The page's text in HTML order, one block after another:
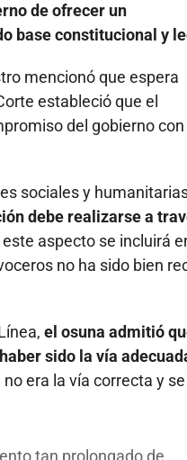
de ofrecer un
base constitucional y
mencionó que espera
estableció que el
del gobierno con
sociales y
debe realizarse a
aspecto se incluirá
no ha sido bien
el osuna admitió
sido la vía
era la vía correcta y se
tan prolongado de